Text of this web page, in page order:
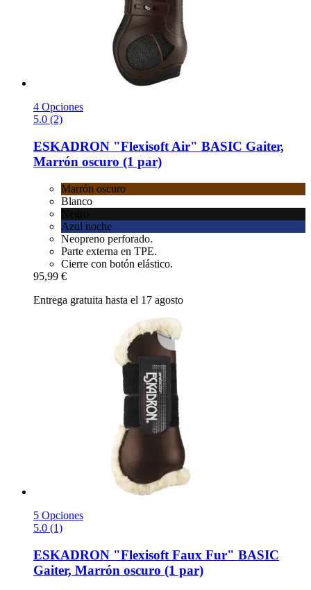
4 Opciones
5.0 (2)
ESKADRON "Flexisoft Air" BASIC Gaiter,
Marrón oscuro (1 par)
Marrón oscuro
Blanco
Azul noche
Neopreno perforado.
Parte externa en TPE.
Cierre con botón elástico.
95,99 €
Entrega gratuita hasta el 17 agosto
5 Opciones
5.0 (1)
ESKADRON "Flexisoft Faux Fur" BASIC
Gaiter, Marrón oscuro (1 par)